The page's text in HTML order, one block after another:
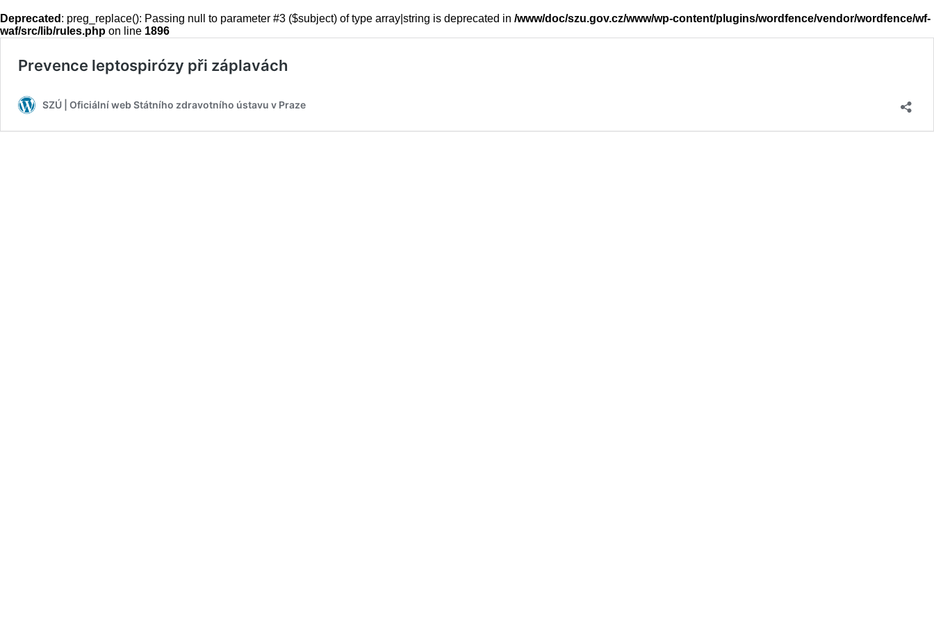
Deprecated : preg_replace(): Passing null to parameter #3 ($subject) of type array|string is deprecated in /www/doc/szu.gov.cz/www/wp-content/plugins/wordfence/vendor/wordfence/wf-
waf/src/lib/rules.php on line 1896
Prevence leptospirózy při záplavách
SZÚ | Oficiální web Státního zdravotního ústavu v Praze